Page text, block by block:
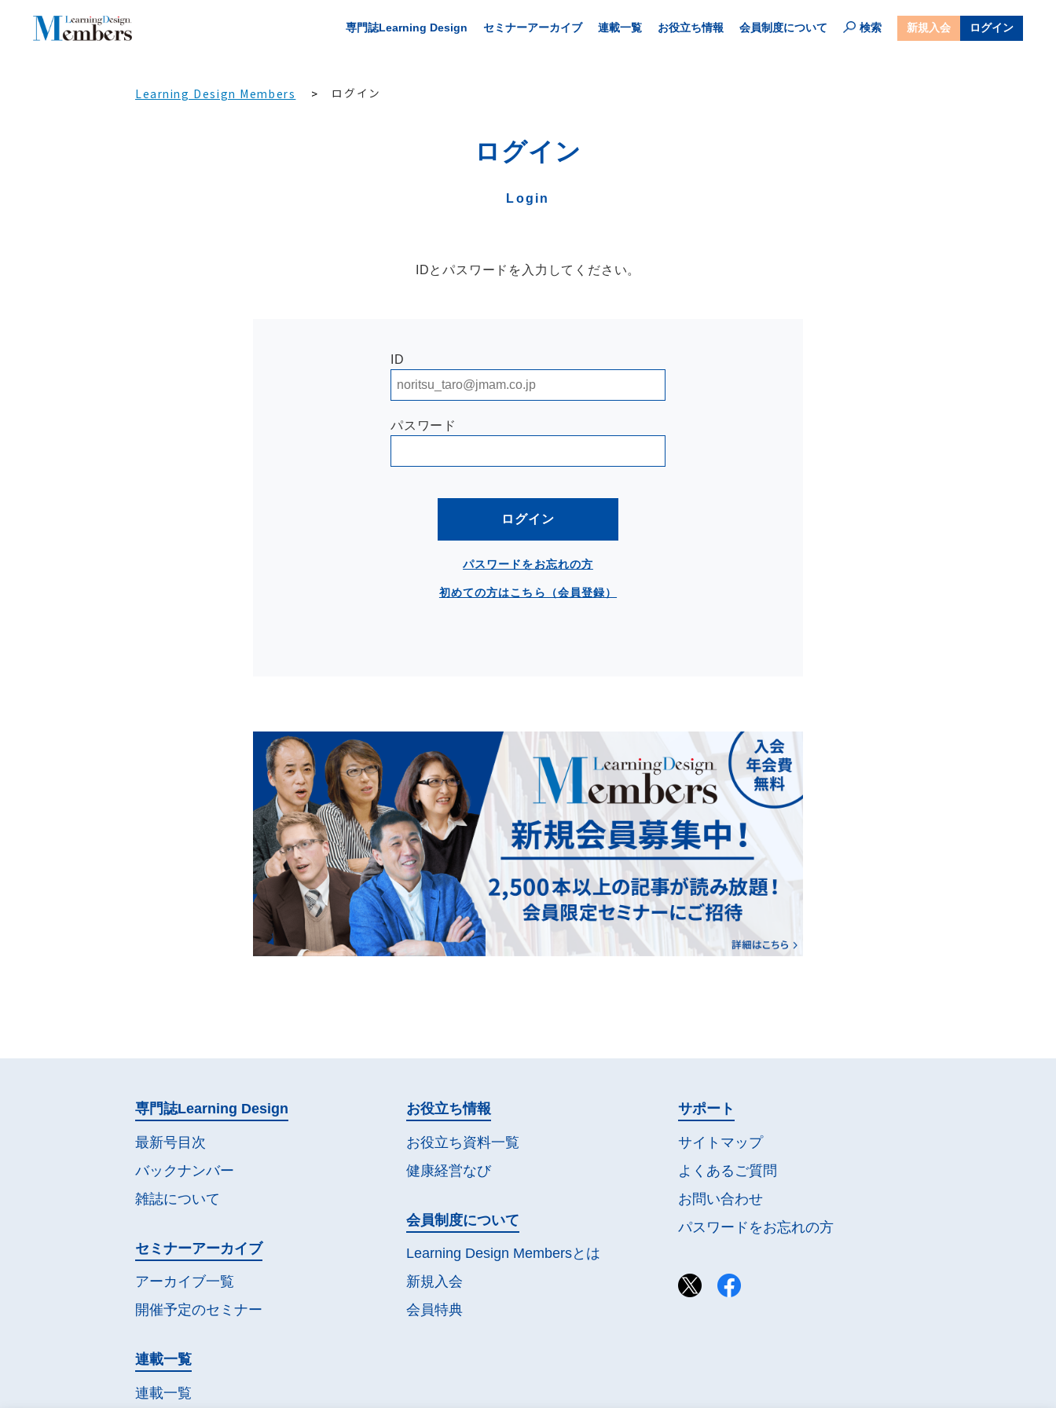
専門誌Learning Design セミナーアーカイブ 連載一覧 お役立ち情報 会員制度について 検索 新規入会 ログイン
Learning Design Members ログイン
ログイン
Login
IDとパスワードを入力してください。
ID
パスワード
ログイン
パスワードをお忘れの方
初めての方はこちら（会員登録）
専門誌Learning Design
最新号目次
バックナンバー
雑誌について
セミナーアーカイブ
アーカイブ一覧
開催予定のセミナー
連載一覧
連載一覧
お役立ち情報
お役立ち資料一覧
健康経営なび
会員制度について
Learning Design Membersとは
新規入会
会員特典
サポート
サイトマップ
よくあるご質問
お問い合わせ
パスワードをお忘れの方